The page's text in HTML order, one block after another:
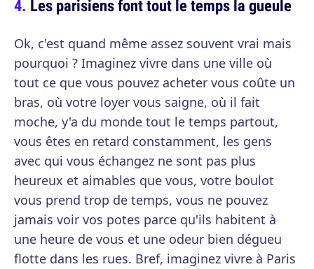
Les parisiens font tout le temps la gueule
Ok, c'est quand même assez souvent vrai mais
pourquoi ? Imaginez vivre dans une ville où
tout ce que vous pouvez acheter vous coûte un
bras, où votre loyer vous saigne, où il fait
moche, y'a du monde tout le temps partout,
vous êtes en retard constamment, les gens
avec qui vous échangez ne sont pas plus
heureux et aimables que vous, votre boulot
vous prend trop de temps, vous ne pouvez
jamais voir vos potes parce qu'ils habitent à
une heure de vous et une odeur bien dégueu
flotte dans les rues. Bref, imaginez vivre à Paris